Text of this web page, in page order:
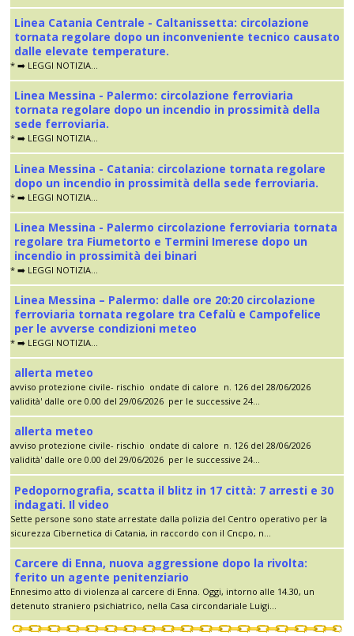
Linea Catania Centrale - Caltanissetta: circolazione
tornata regolare dopo un inconveniente tecnico causato
dalle elevate temperature.
* ➡️ LEGGI NOTIZIA...
Linea Messina - Palermo: circolazione ferroviaria
tornata regolare dopo un incendio in prossimità della
sede ferroviaria.
* ➡️ LEGGI NOTIZIA...
Linea Messina - Catania: circolazione tornata regolare
dopo un incendio in prossimità della sede ferroviaria.
* ➡️ LEGGI NOTIZIA...
Linea Messina - Palermo circolazione ferroviaria tornata
regolare tra Fiumetorto e Termini Imerese dopo un
incendio in prossimità dei binari
* ➡️ LEGGI NOTIZIA...
Linea Messina – Palermo: dalle ore 20:20 circolazione
ferroviaria tornata regolare tra Cefalù e Campofelice
per le avverse condizioni meteo
* ➡️ LEGGI NOTIZIA...
allerta meteo
avviso protezione civile- rischio ondate di calore n. 126 del 28/06/2026
validità' dalle ore 0.00 del 29/06/2026 per le successive 24...
allerta meteo
avviso protezione civile- rischio ondate di calore n. 126 del 28/06/2026
validità' dalle ore 0.00 del 29/06/2026 per le successive 24...
Pedopornografia, scatta il blitz in 17 città: 7 arresti e 30
indagati. Il video
Sette persone sono state arrestate dalla polizia del Centro operativo per la
sicurezza Cibernetica di Catania, in raccordo con il Cncpo, n...
Carcere di Enna, nuova aggressione dopo la rivolta:
ferito un agente penitenziario
Ennesimo atto di violenza al carcere di Enna. Oggi, intorno alle 14.30, un
detenuto straniero psichiatrico, nella Casa circondariale Luigi...